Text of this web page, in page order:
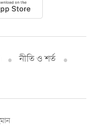
নীতি ও শর্ত